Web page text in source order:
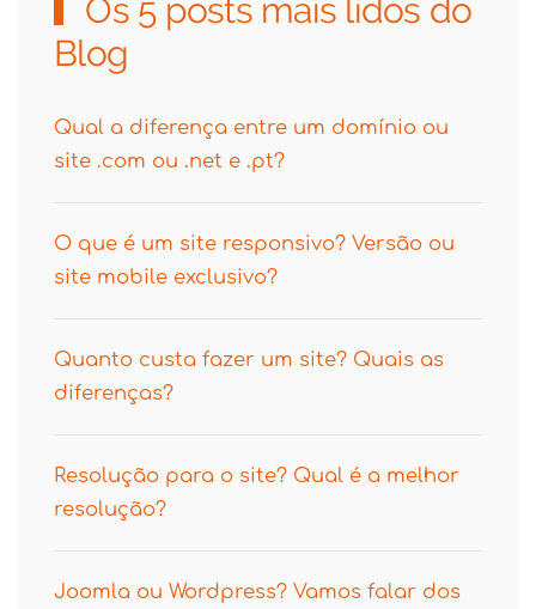
Os 5 posts mais lidos do
Blog
Qual a diferença entre um domínio ou
site .com ou .net e .pt?
O que é um site responsivo? Versão ou
site mobile exclusivo?
Quanto custa fazer um site? Quais as
diferenças?
Resolução para o site? Qual é a melhor
resolução?
Joomla ou Wordpress? Vamos falar dos